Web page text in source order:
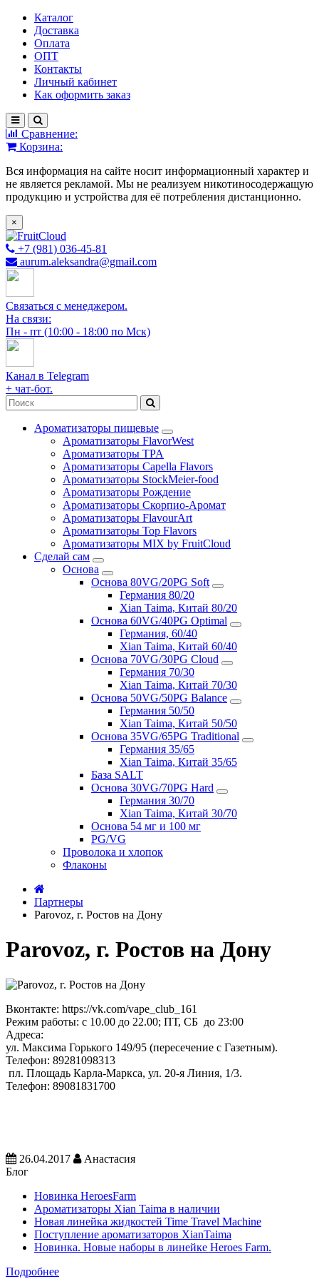
Каталог
Доставка
Оплата
ОПТ
Контакты
Личный кабинет
Как оформить заказ
Сравнение:
Корзина:
Вся информация на сайте носит информационный характер и
не является рекламой. Мы не реализуем никотиносодержащую
продукцию и устройства для её потребления дистанционно.
×
+7 (981) 036-45-81
aurum.aleksandra@gmail.com
Связаться с менеджером.
На связи:
Пн - пт (10:00 - 18:00 по Мск)
Канал в Telegram
+ чат-бот.
Ароматизаторы пищевые
Ароматизаторы FlavorWest
Ароматизаторы TPA
Ароматизаторы Capella Flavors
Ароматизаторы StockMeier-food
Ароматизаторы Рождение
Ароматизаторы Скорпио-Аромат
Ароматизаторы FlavourArt
Ароматизаторы Top Flavors
Ароматизаторы MIX by FruitCloud
Сделай сам
Основа
Основа 80VG/20PG Soft
Германия 80/20
Xian Taima, Китай 80/20
Основа 60VG/40PG Optimal
Германия, 60/40
Xian Taima, Китай 60/40
Основа 70VG/30PG Cloud
Германия 70/30
Xian Taima, Китай 70/30
Основа 50VG/50PG Balance
Германия 50/50
Xian Taima, Китай 50/50
Основа 35VG/65PG Traditional
Германия 35/65
Xian Taima, Китай 35/65
База SALT
Основа 30VG/70PG Hard
Германия 30/70
Xian Taima, Китай 30/70
Основа 54 мг и 100 мг
PG/VG
Проволока и хлопок
Флаконы
Партнеры
Parovoz, г. Ростов на Дону
Parovoz, г. Ростов на Дону
Вконтакте: https://vk.com/vape_club_161
Режим работы: с 10.00 до 22.00; ПТ, СБ до 23:00
Адреса:
ул. Максима Горького 149/95 (пересечение с Газетным).
Телефон: 89281098313
пл. Площадь Карла-Маркса, ул. 20-я Линия, 1/3.
Телефон: 89081831700
26.04.2017
Анастасия
Блог
Новинка HeroesFarm
Ароматизаторы Xian Taima в наличии
Новая линейка жидкостей Time Travel Machine
Поступление ароматизаторов XianTaima
Новинка. Новые наборы в линейке Heroes Farm.
Подробнее